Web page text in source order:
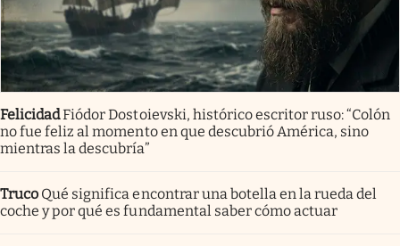
FelicidadFiódor Dostoievski, histórico escritor ruso: “Colón
no fue feliz al momento en que descubrió América, sino
mientras la descubría”
Truco Qué significa encontrar una botella en la rueda del
coche y por qué es fundamental saber cómo actuar